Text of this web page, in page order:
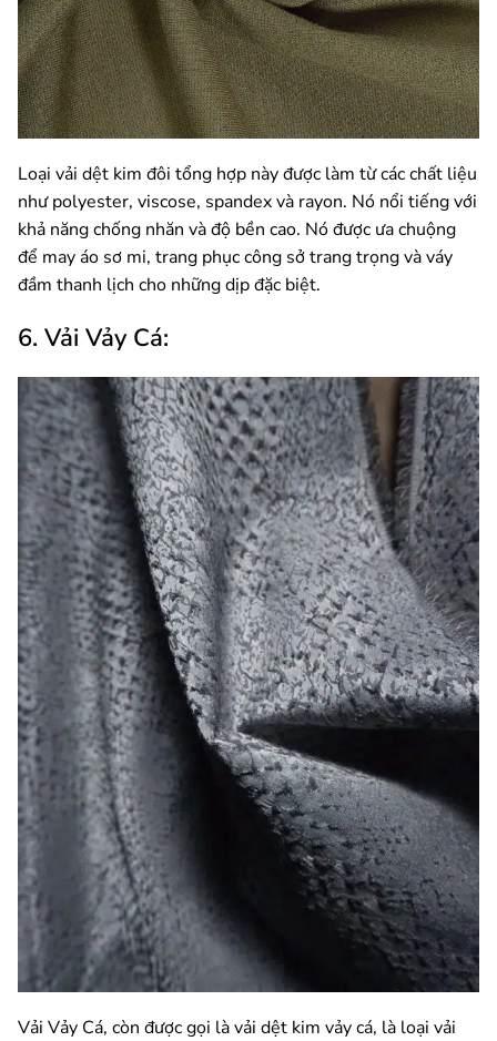
Loại vải dệt kim đôi tổng hợp này được làm từ các chất liệu
như polyester, viscose, spandex và rayon. Nó nổi tiếng với
khả năng chống nhăn và độ bền cao. Nó được ưa chuộng
để may áo sơ mi, trang phục công sở trang trọng và váy
đầm thanh lịch cho những dịp đặc biệt.
6. Vải Vảy Cá:
Vải Vảy Cá, còn được gọi là vải dệt kim vảy cá, là loại vải